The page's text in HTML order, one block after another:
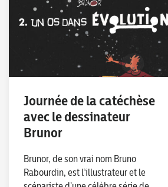
Journée de la catéchèse
avec le dessinateur
Brunor
Brunor, de son vrai nom Bruno
Rabourdin, est l’illustrateur et le